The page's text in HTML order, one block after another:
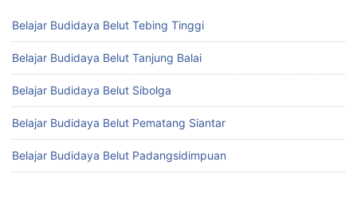
Belajar Budidaya Belut Tebing Tinggi
Belajar Budidaya Belut Tanjung Balai
Belajar Budidaya Belut Sibolga
Belajar Budidaya Belut Pematang Siantar
Belajar Budidaya Belut Padangsidimpuan